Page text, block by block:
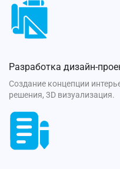
Разработка дизайн-
Создание концепции
решения, 3D визуализация.